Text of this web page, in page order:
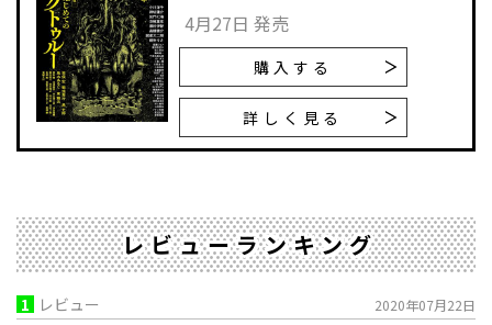
4月27日 発売
購入する
詳しく見る
レビューランキング
1 レビュー 2020年07月22日